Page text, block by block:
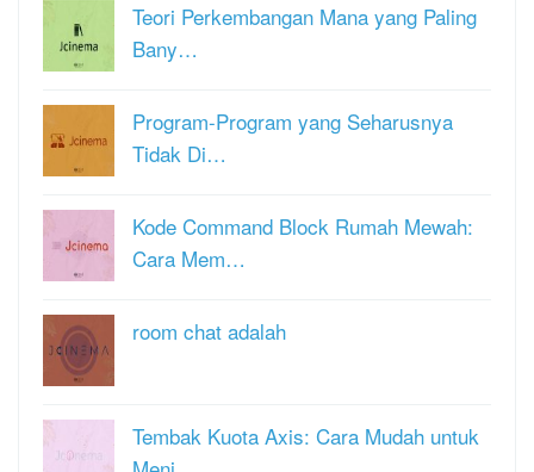
Teori Perkembangan Mana yang Paling
Bany…
Program-Program yang Seharusnya
Tidak Di…
Kode Command Block Rumah Mewah:
Cara Mem…
room chat adalah
Tembak Kuota Axis: Cara Mudah untuk